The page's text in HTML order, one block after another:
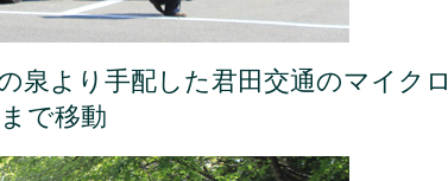
泉より手配した君田交通のマイクロ
で移動